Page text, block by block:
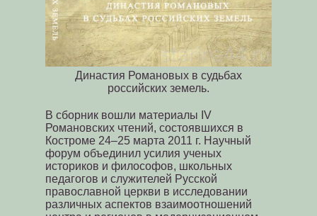
Династия Романовых в судьбах
российских земель.
В сборник вошли материалы IV
Романовских чтений, состоявшихся в
Костроме 24–25 марта 2011 г. Научный
форум объединил усилия ученых
историков и философов, школьных
педагогов и служителей Русской
православной церкви в исследовании
различных аспектов взаимоотношений